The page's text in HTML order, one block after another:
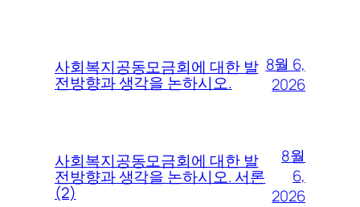
사회복지공동모금회에 대한 발
전방향과 생각을 논하시오.
8월 6,
2026
사회복지공동모금회에 대한 발
전방향과 생각을 논하시오. 서론
(2)
8월
6,
2026